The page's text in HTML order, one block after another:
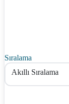
Sıralama
Akıllı Sıralama